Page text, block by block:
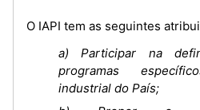
O IAPI tem as seguintes
a) Participar na
programas
industrial do País;